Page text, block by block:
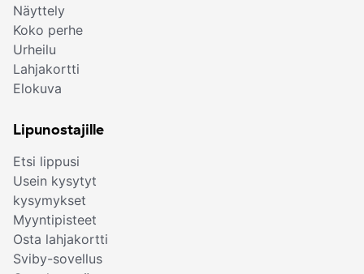
Näyttely
Koko perhe
Urheilu
Lahjakortti
Elokuva
Lipunostajille
Etsi lippusi
Usein kysytyt
kysymykset
Myyntipisteet
Osta lahjakortti
Sviby-sovellus